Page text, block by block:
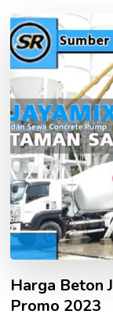
Harga Beton
Promo 2023